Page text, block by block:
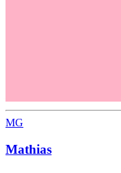
MG
Mathias